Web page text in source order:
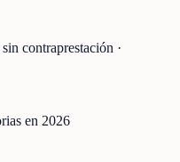
contraprestación ·
en 2026